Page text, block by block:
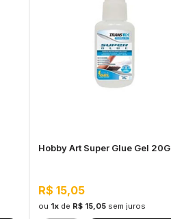
Hobby Art Super Glue Gel 20G
R$ 15,05
ou 1x de R$ 15,05 sem juros